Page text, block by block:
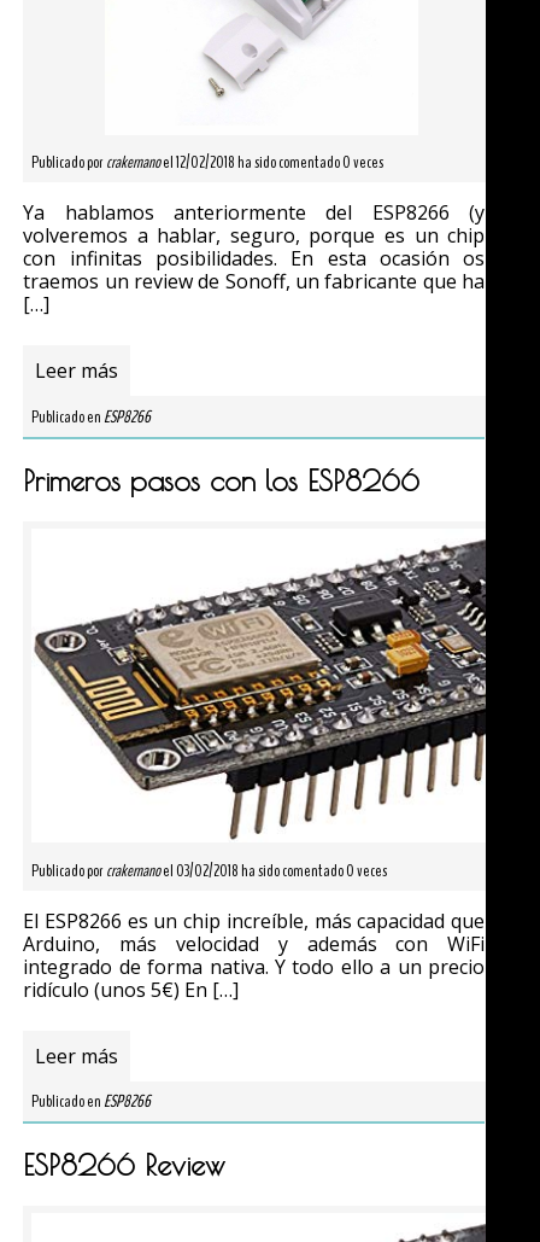
Publicado porcrakernanoel 12/02/2018 ha sido comentado 0 veces
Ya hablamos anteriormente del ESP8266 (y
volveremos a hablar, seguro, porque es un chip
con infinitas posibilidades. En esta ocasión os
traemos un review de Sonoff, un fabricante que ha
[…]
Leer más
Publicado en ESP8266
Primeros pasos con los ESP8266
Publicado porcrakernanoel 03/02/2018 ha sido comentado 0 veces
El ESP8266 es un chip increíble, más capacidad que
Arduino, más velocidad y además con WiFi
integrado de forma nativa. Y todo ello a un precio
ridículo (unos 5€) En […]
Leer más
Publicado en ESP8266
ESP8266 Review